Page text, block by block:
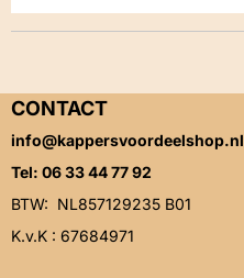
CONTACT
info@kappersvoordeelshop.nl
Tel: 06 33 44 77 92
BTW: NL857129235 B01
K.v.K : 67684971